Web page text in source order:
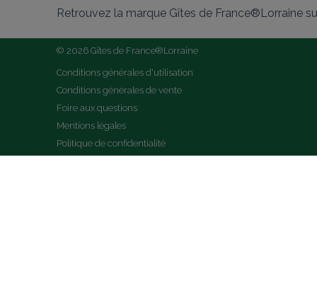
Retrouvez la marque Gîtes de France®Lorraine
© 2026 Gîtes de France®Lorraine
Conditions générales d'utilisation
Conditions générales de vente
Foire aux questions
Mentions légales
Politique de confidentialité